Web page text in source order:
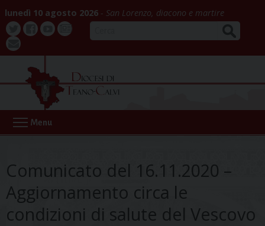
content
lunedì 10 agosto 2026 San Lorenzo, diacono e martire
Twitter
Buona
webmail
Menu
Comunicato del 16.11.2020 –
Aggiornamento circa le
condizioni di salute del Vescovo